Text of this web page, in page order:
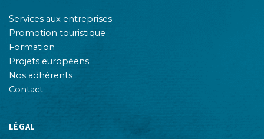
Services aux entreprises
Promotion touristique
Formation
Projets européens
Nos adhérents
Contact
LÉGAL